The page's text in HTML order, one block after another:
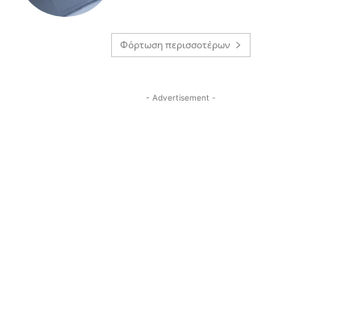
Φόρτωση περισσοτέρων
- Advertisement -